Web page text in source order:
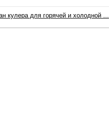
кулера для горячей и холодной ...